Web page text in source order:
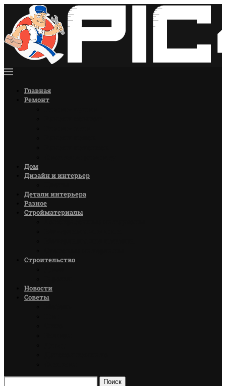
Главная
Ремонт
Дом
Дизайн и интерьер
Детали интерьера
Разное
Стройматериалы
Строительство
Новости
Советы
Поиск